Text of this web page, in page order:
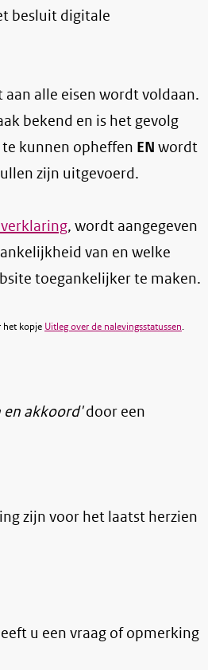
besluit digitale
alle eisen wordt voldaan.
bekend en is het gevolg
kunnen opheffen EN wordt
zijn uitgevoerd.
, wordt aangegeven
van en welke
toegankelijker te maken.
het kopje Uitleg over de nalevingsstatussen.
en akkoord'door een
zijn voor het laatst herzien
u een vraag of opmerking